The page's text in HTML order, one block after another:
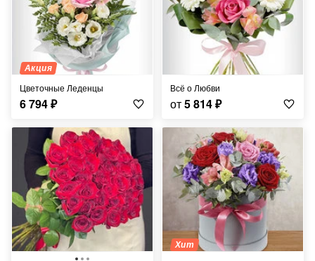
Акция
Цветочные Леденцы
6 794₽
Всё о Любви
от5 814₽
Хит